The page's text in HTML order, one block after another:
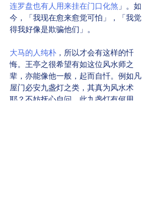
连罗盘也有人用来挂在门口化煞 」。如
今，「我现在愈来愈觉可怕」，「我觉
得我好像是欺骗他们」。
大马的人纯朴 ，所以才会有这样的忏
悔。王亭之很希望有如这位风水师之
辈，亦能像他一般，起而自忏。例如凡
屋门必安九盏灯之类，其真为风水术
耶？不妨抚心自问，此九盏灯有何用